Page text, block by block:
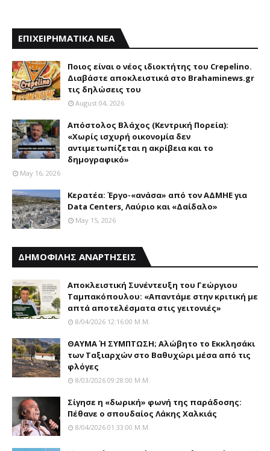
ΕΠΙΧΕΙΡΗΜΑΤΙΚΑ ΝΕΑ
Ποιος είναι ο νέος ιδιοκτήτης του Crepelino.
Διαβάστε αποκλειστικά στο Brahaminews.gr
τις δηλώσεις του
August 04, 2026
Απόστολος Βλάχος (Κεντρική Πορεία):
«Χωρίς ισχυρή οικονομία δεν
αντιμετωπίζεται η ακρίβεια και το
δημογραφικό»
May 16, 2026
Κερατέα: Έργο-«ανάσα» από τον ΑΔΜΗΕ για
Data Centers, Λαύριο και «Δαίδαλο»
May 15, 2026
ΔΗΜΟΦΙΛΗΣ ΑΝΑΡΤΗΣΕΙΣ
Αποκλειστική Συνέντευξη του Γεώργιου
Ταμπακόπουλου: «Απαντάμε στην κριτική με
απτά αποτελέσματα στις γειτονιές»
8/04/2026 12:16:00 Μ.μ.
ΘΑΥΜΑ Ή ΣΥΜΠΤΩΣΗ; Aλώβητο το Eκκλησάκι
των Tαξιαρχών στο Bαθυχώρι μέσα από τις
φλόγες
8/03/2026 09:28:00 Μ.μ.
Σίγησε η «δωρική» φωνή της παράδοσης:
Πέθανε o σπουδαίος Λάκης Xαλκιάς
8/04/2026 01:33:00 Μ.μ.